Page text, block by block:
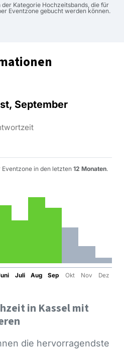
der Kategorie Hochzeitsbands, die für
Eventzone gebucht werden können.
September
in den letzten 12 Monaten.
Juli Aug Sep Okt Nov Dez
in Kassel mit
die hervorragendste